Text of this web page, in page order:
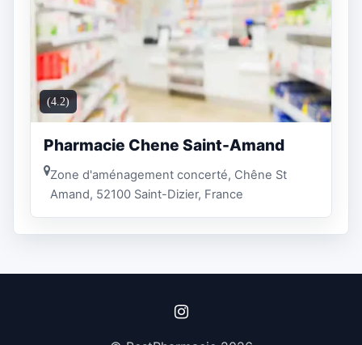
(4.2)
Pharmacie Chene Saint-Amand
Zone d'aménagement concerté, Chêne St
Amand, 52100 Saint-Dizier, France